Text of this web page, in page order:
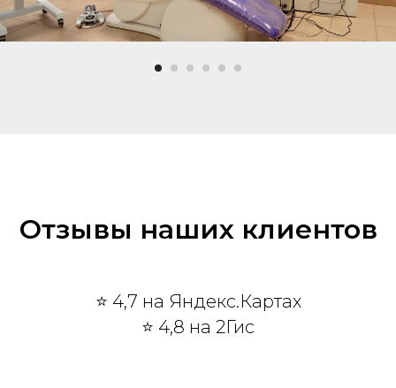
Отзывы наших клиентов
⭐ 4,7 на Яндекс.Картах
⭐ 4,8 на 2Гис